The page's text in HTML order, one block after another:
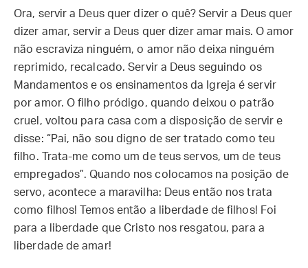
Ora, servir a Deus quer dizer o quê? Servir a Deus quer
dizer amar, servir a Deus quer dizer amar mais. O amor
não escraviza ninguém, o amor não deixa ninguém
reprimido, recalcado. Servir a Deus seguindo os
Mandamentos e os ensinamentos da Igreja é servir
por amor. O filho pródigo, quando deixou o patrão
cruel, voltou para casa com a disposição de servir e
disse: “Pai, não sou digno de ser tratado como teu
filho. Trata-me como um de teus servos, um de teus
empregados”. Quando nos colocamos na posição de
servo, acontece a maravilha: Deus então nos trata
como filhos! Temos então a liberdade de filhos! Foi
para a liberdade que Cristo nos resgatou, para a
liberdade de amar!